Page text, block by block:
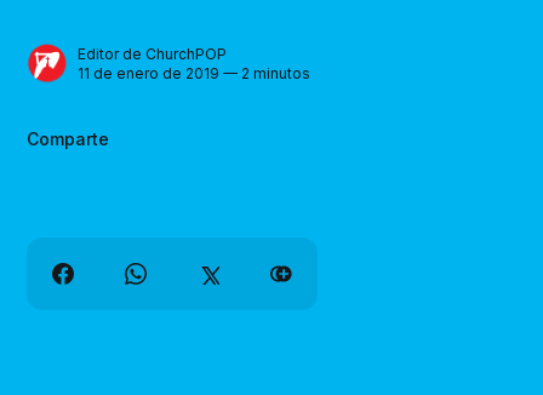
Editor de ChurchPOP
11 de enero de 2019 — 2 minutos
Comparte